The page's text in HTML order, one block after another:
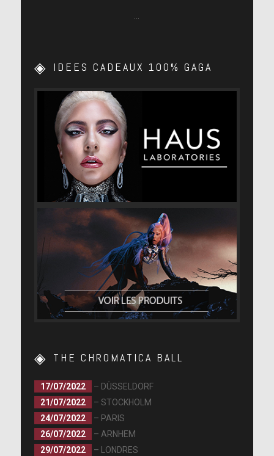
IDEES CADEAUX 100% GAGA
THE CHROMATICA BALL
17/07/2022
– DÜSSELDORF
21/07/2022
– STOCKHOLM
24/07/2022
– PARIS
26/07/2022
– ARNHEM
29/07/2022
– LONDRES